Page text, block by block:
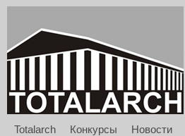
Totalarch Конкурсы Новости